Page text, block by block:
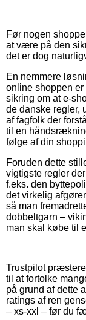
Før nogen
at være på den
det er dog
En nemmere
online shoppen
sikring om at e-
de danske regler,
af fagfolk der
til en
følge af din
Foruden dette
vigtigste regler
f.eks. den
det virkelig
så man
dobbeltgarn –
man skal købe til
Trustpilot
til at fortolke
på grund af dette
ratings af ren
– xs-xxl – før du